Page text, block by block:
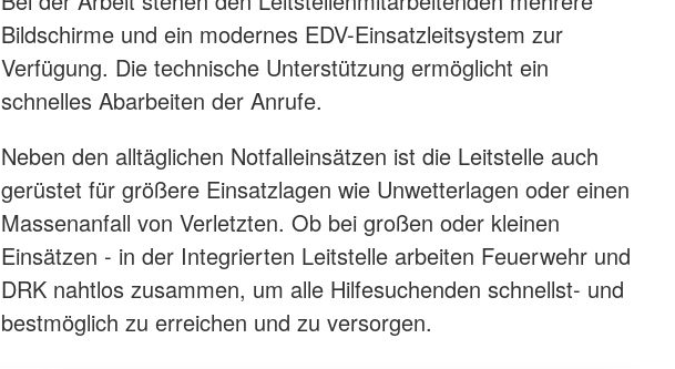
Bildschirme und ein modernes EDV-Einsatzleitsystem zur
Verfügung. Die technische Unterstützung ermöglicht ein
schnelles Abarbeiten der Anrufe.
Neben den alltäglichen Notfalleinsätzen ist die Leitstelle auch
gerüstet für größere Einsatzlagen wie Unwetterlagen oder einen
Massenanfall von Verletzten. Ob bei großen oder kleinen
Einsätzen - in der Integrierten Leitstelle arbeiten Feuerwehr und
DRK nahtlos zusammen, um alle Hilfesuchenden schnellst- und
bestmöglich zu erreichen und zu versorgen.